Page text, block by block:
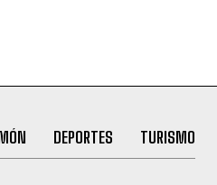
DEPORTES TURISMO